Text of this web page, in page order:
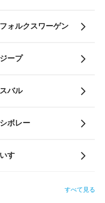
フォルクスワーゲン
ジープ
スバル
シボレー
いすゞ
すべて見る